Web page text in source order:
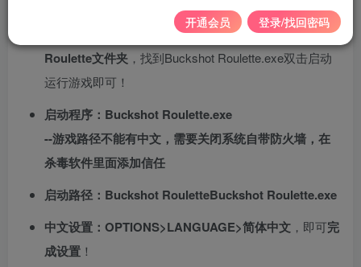
英文文件夹Buckshot
磁盘根目录，打开：Buckshot
Roulette文件夹 ，找到Buckshot Roulette.exe双击启动
运行游戏即可！
启动程序：Buckshot Roulette.exe
--游戏路径不能有中文，需要关闭系统自带防火墙，在
杀毒软件里面添加信任
启动路径：Buckshot RouletteBuckshot Roulette.exe
中文设置：OPTIONS>LANGUAGE>简体中文 ，即可完
成设置 ！
开通会员 登录/找回密码